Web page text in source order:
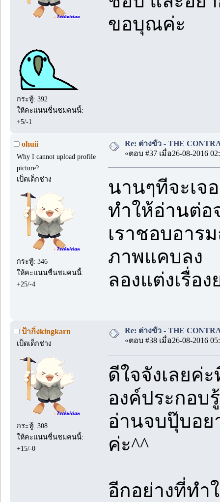
กระทู้: 392
ให้คะแนนชื่นชมคนนี้:
+5/-1
ขอบุณค่ะ
ohuii
Why I cannot upload profile
picture?
เป็ดเด็กช่าง
กระทู้: 346
ให้คะแนนชื่นชมคนนี้:
+25/-4
Re: ต่างขั้ว - THE
«ตอบ #37 เมื่อ26-08-2016
นานๆทีจะเจ
ทำให้อ่านต่อ
เราชอบอา
ภาพแคบลง
ลองแต่งเรื่อ
ป้ากิ่งkingkarn
เป็ดเด็กช่าง
กระทู้: 308
ให้คะแนนชื่นชมคนนี้:
+15/-0
Re: ต่างขั้ว - THE
«ตอบ #38 เมื่อ26-08-2016
ดีใจจังเลยค่
องค์ประกอบ
อ่านจบปุ๊บอย
ค่ะ^^
อีกอย่างที่ทำ